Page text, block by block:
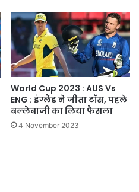
World Cup 2023 : AUS Vs
ENG : इंग्लैंड ने जीता टॉस, पहले
बल्लेबाजी का लिया फैसला
4 November 2023